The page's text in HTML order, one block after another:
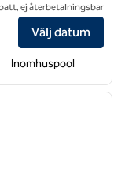
Hickory
ej återbetalningsbar
Välj datum
Inomhuspool
nästa